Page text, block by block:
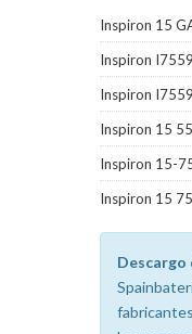
Inspiron 15
Inspiron
Inspiron
Inspiron 15
Inspiron 15-
Inspiron 15
Descargo